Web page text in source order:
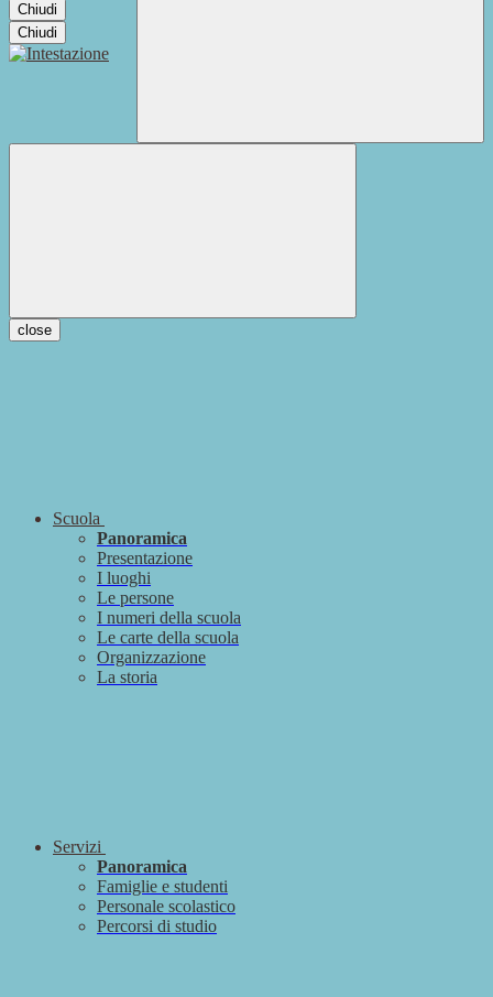
Chiudi
Chiudi
close
Scuola
Panoramica
Presentazione
I luoghi
Le persone
I numeri della scuola
Le carte della scuola
Organizzazione
La storia
Servizi
Panoramica
Famiglie e studenti
Personale scolastico
Percorsi di studio